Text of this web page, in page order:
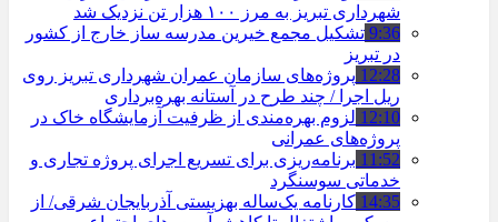
شهرداری تبریز به مرز ۱۰۰ هزار تن نزدیک شد
9:36 تشکیل مجمع خیرین مدرسه ‌ساز خارج از کشور
در تبریز
12:28 پروژه‌های سازمان عمران شهرداری تبریز روی
ریل اجرا / چند طرح در آستانه بهره‌برداری
12:10 لزوم بهره‌مندی از ظرفیت آزمایشگاه خاک در
پروژه‌های عمرانی
11:52 برنامه‌ریزی برای تسریع اجرای پروژه تجاری و
خدماتی سوسنگرد
14:35 کارنامه یک‌ساله بهزیستی آذربایجان شرقی/ از